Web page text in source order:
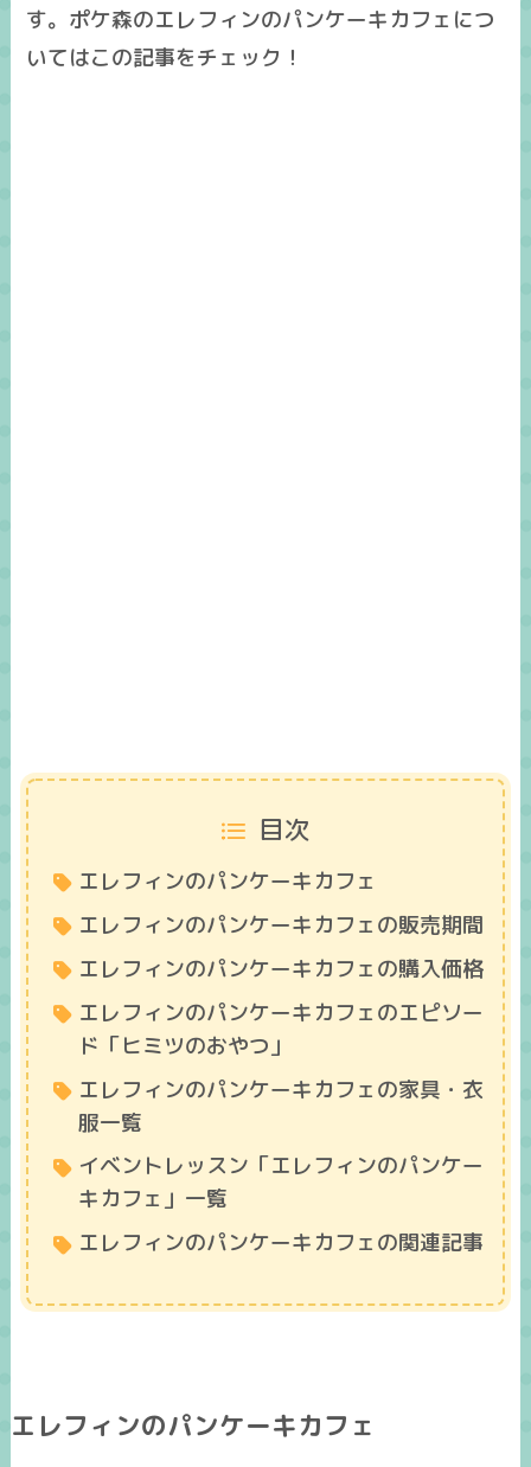
す。ポケ森のエレフィンのパンケーキカフェにつ
いてはこの記事をチェック！
目次
エレフィンのパンケーキカフェ
エレフィンのパンケーキカフェの販売期間
エレフィンのパンケーキカフェの購入価格
エレフィンのパンケーキカフェのエピソー
ド「ヒミツのおやつ」
エレフィンのパンケーキカフェの家具・衣
服一覧
イベントレッスン「エレフィンのパンケー
キカフェ」一覧
エレフィンのパンケーキカフェの関連記事
エレフィンのパンケーキカフェ